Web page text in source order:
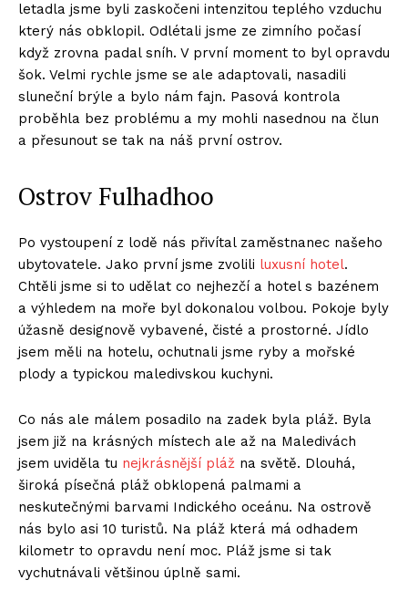
letadla jsme byli zaskočeni intenzitou teplého vzduchu
který nás obklopil. Odlétali jsme ze zimního počasí
když zrovna padal sníh. V první moment to byl opravdu
šok. Velmi rychle jsme se ale adaptovali, nasadili
sluneční brýle a bylo nám fajn. Pasová kontrola
proběhla bez problému a my mohli nasednou na člun
a přesunout se tak na náš první ostrov.
Ostrov Fulhadhoo
Po vystoupení z lodě nás přivítal zaměstnanec našeho
ubytovatele. Jako první jsme zvolili luxusní hotel.
Chtěli jsme si to udělat co nejhezčí a hotel s bazénem
a výhledem na moře byl dokonalou volbou. Pokoje byly
úžasně designově vybavené, čisté a prostorné. Jídlo
jsem měli na hotelu, ochutnali jsme ryby a mořské
plody a typickou maledivskou kuchyni.
Co nás ale málem posadilo na zadek byla pláž. Byla
jsem již na krásných místech ale až na Maledivách
jsem uviděla tu nejkrásnější pláž na světě. Dlouhá,
široká písečná pláž obklopená palmami a
neskutečnými barvami Indického oceánu. Na ostrově
nás bylo asi 10 turistů. Na pláž která má odhadem
kilometr to opravdu není moc. Pláž jsme si tak
vychutnávali většinou úplně sami.